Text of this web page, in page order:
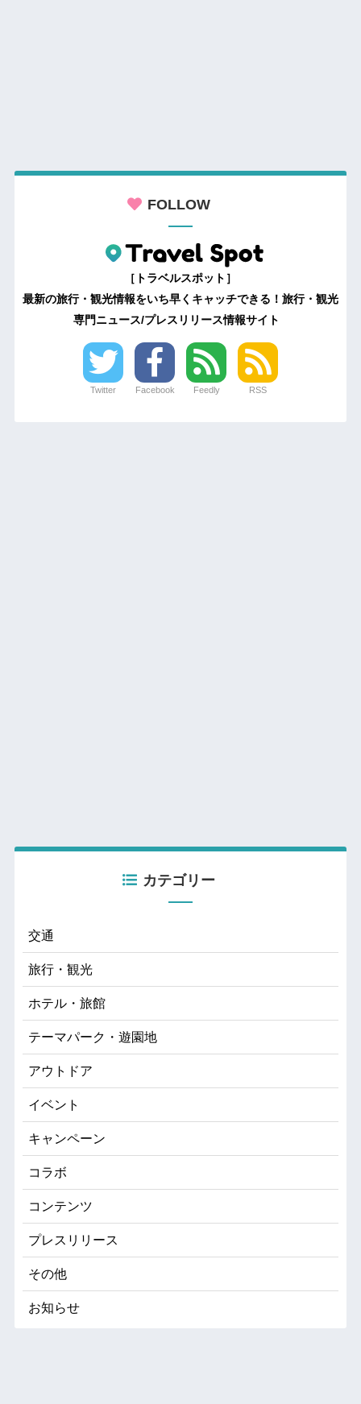
FOLLOW
［トラベルスポット］
最新の旅行・観光情報をいち早くキャッチできる！旅行・観光
専門ニュース/プレスリリース情報サイト
Twitter Facebook Feedly RSS
カテゴリー
交通
旅行・観光
ホテル・旅館
テーマパーク・遊園地
アウトドア
イベント
キャンペーン
コラボ
コンテンツ
プレスリリース
その他
お知らせ